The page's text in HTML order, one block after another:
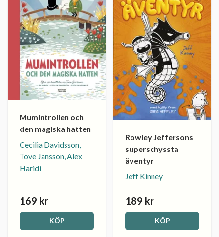
Mumintrollen och
den magiska hatten
Cecilia Davidsson,
Tove Jansson, Alex
Haridi
169 kr
KÖP
Rowley Jeffersons
superschyssta
äventyr
Jeff Kinney
189 kr
KÖP